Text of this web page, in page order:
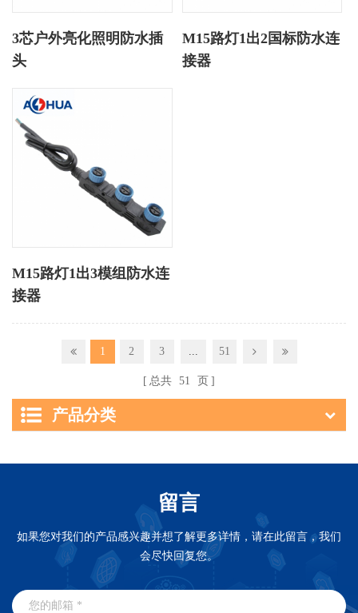
3芯户外亮化照明防水插
头
M15路灯1出2国标防水连
接器
M15路灯1出3模组防水连
接器
1 2 3 ... 51
总共 51 页
产品分类
留言
如果您对我们的产品感兴趣并想了解更多详情，请在此留言，我们
会尽快回复您。